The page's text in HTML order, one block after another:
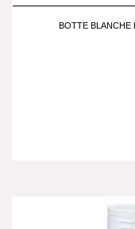
BOTTE BLANCHE